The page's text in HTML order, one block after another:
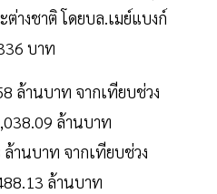
างชาติ โดยบล.เมย์แบงก์
บาท
ล้านบาท จากเทียบช่วง
ล้านบาท
านบาท จากเทียบช่วง
ล้านบาท